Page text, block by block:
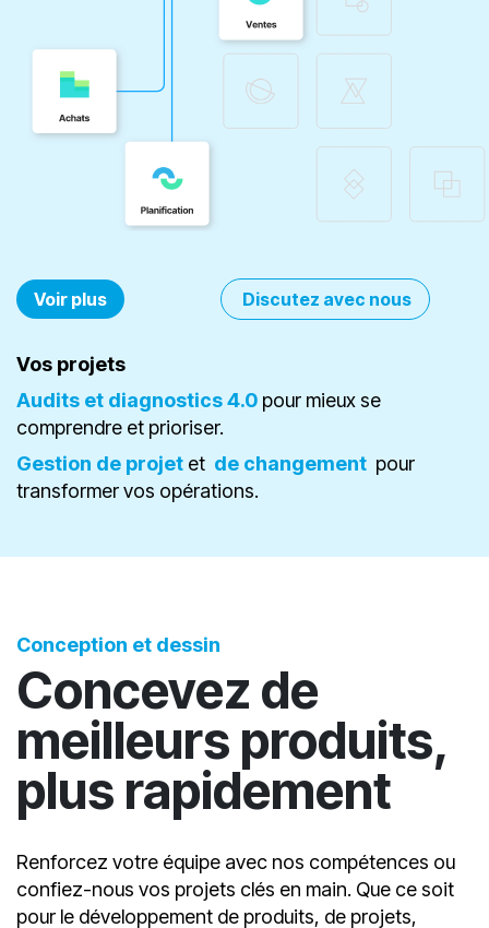
Voir plus
Vos projets
​Audits et diagnostics 4.0
pour mieux se
comprendre et prioriser.
Conception et dessin
Concevez de
meilleurs produits,
plus rapidement